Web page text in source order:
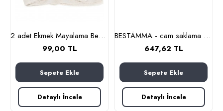
2 adet Ekmek Mayalama Bezi 50x70 cm, %100 Pamuk Amerikan Pasa Bezi
99,00 TL
Sepete Ekle
Detaylı İncele
BESTÄMMA - cam saklama kabı seti (cam)
647,62 TL
Sepete Ekle
Detaylı İncele